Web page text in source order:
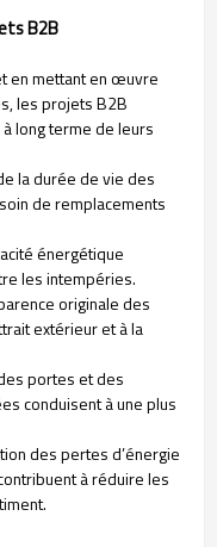
B2B
en mettant en œuvre
les projets B2B
long terme de leurs
la durée de vie des
de remplacements
énergétique
les intempéries.
originale des
extérieur et à la
portes et des
conduisent à une plus
des pertes d’énergie
à réduire les